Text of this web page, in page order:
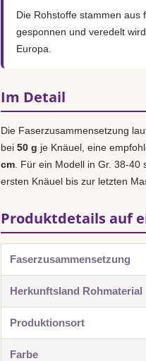
Die Rohstoffe stammen aus
gesponnen und veredelt
Europa.
Im Detail
Die Faserzusammensetzung
bei 50 g je Knäuel, eine
cm . Für ein Modell in Gr. 38-40
ersten Knäuel bis zur letzten
Produktdetails auf
Faserzusammensetzung
Herkunftsland Rohmaterial
Produktionsort
Farbe